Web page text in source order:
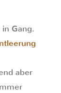
Gang.
aber